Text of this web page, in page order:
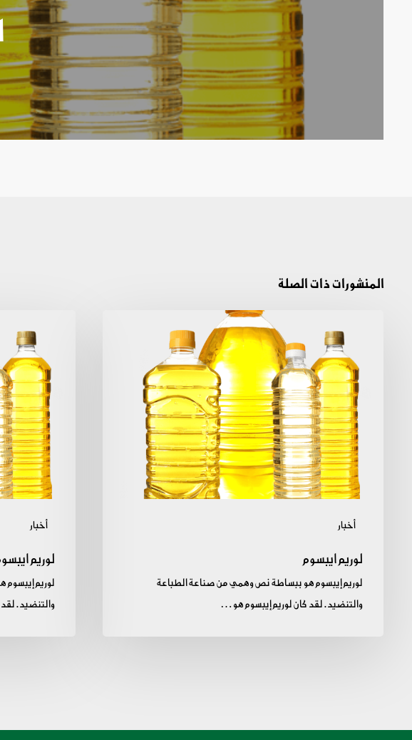
المنشورات ذات الصلة
أخبار
لوريم ايبسوم
لوريم إيبسوم هو ببساطة نص وهمي من صناعة الطباعة
والتنضيد. لقد كان لوريم إيبسوم هو…
أخبار
لوريم
لوريم
والتنضيد.